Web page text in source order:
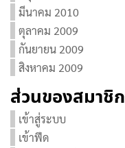
มีนาคม 2010
ตุลาคม 2009
กันยายน 2009
สิงหาคม 2009
ส่วนของสมาชิก
เข้าสู่ระบบ
เข้าฟีด